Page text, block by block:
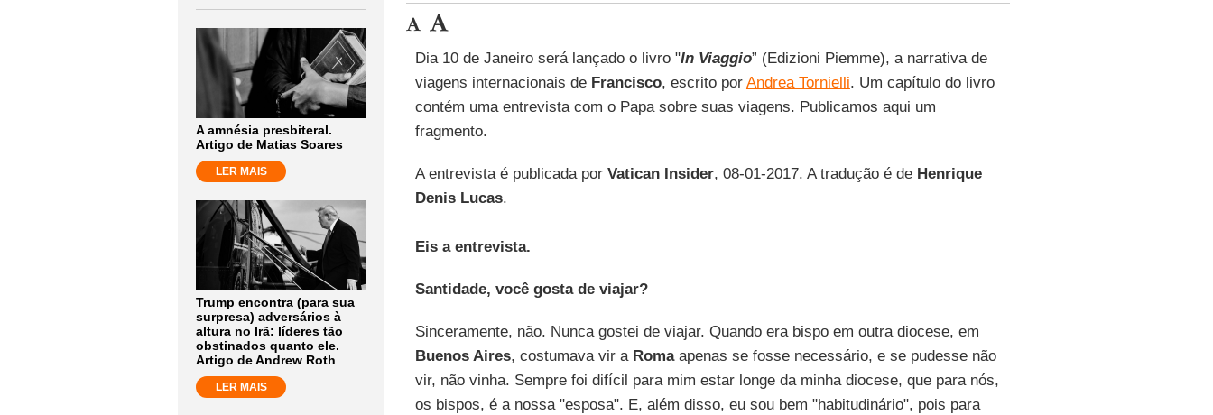
A amnésia presbiteral.
Artigo de Matias Soares
LER MAIS
Trump encontra (para sua
surpresa) adversários à
altura no Irã: líderes tão
obstinados quanto ele.
Artigo de Andrew Roth
LER MAIS
Dia 10 de Janeiro será lançado o livro "In Viaggio” (Edizioni Piemme), a narrativa de
viagens internacionais de Francisco, escrito por Andrea Tornielli. Um capítulo do livro
contém uma entrevista com o Papa sobre suas viagens. Publicamos aqui um
fragmento.
A entrevista é publicada por Vatican Insider, 08-01-2017. A tradução é deHenrique
Denis Lucas.
Eis a entrevista.
Santidade, você gosta de viajar?
Sinceramente, não. Nunca gostei de viajar. Quando era bispo em outra diocese, em
Buenos Aires, costumava vir a Romaapenas se fosse necessário, e se pudesse não
vir, não vinha. Sempre foi difícil para mim estar longe da minha diocese, que para nós,
os bispos, é a nossa "esposa". E, além disso, eu sou bem "habitudinário", pois para